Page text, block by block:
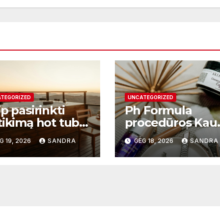
pasirinkti
hot tub
ir kodėl
19, 2026 SANDRA
UNCATEGORIZED
Ph Formula
procedūros
– moderni odos
atnaujinimo
sistema
GEG 18, 2026 SANDRA